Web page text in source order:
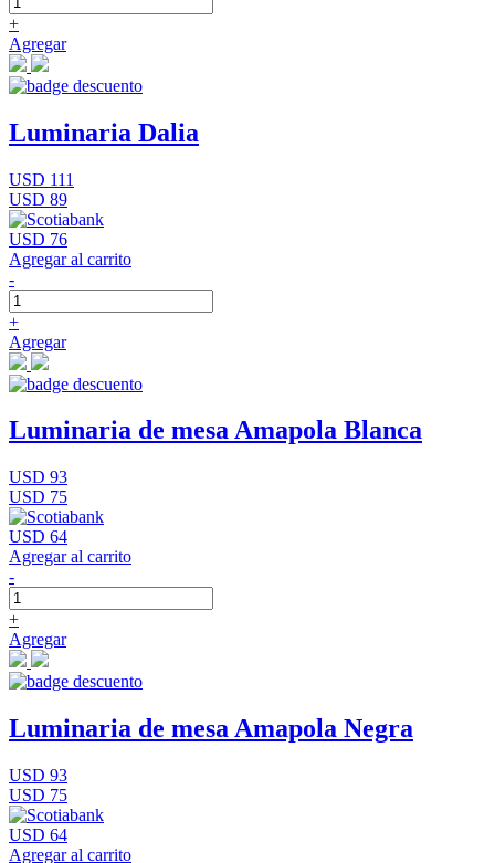
+
Agregar
Luminaria Dalia
USD 111
USD 89
USD 76
Agregar al carrito
-
+
Agregar
Luminaria de mesa Amapola Blanca
USD 93
USD 75
USD 64
Agregar al carrito
-
+
Agregar
Luminaria de mesa Amapola Negra
USD 93
USD 75
USD 64
Agregar al carrito